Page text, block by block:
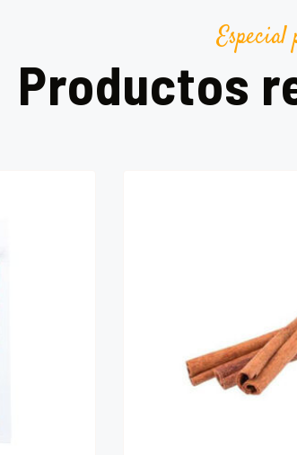
Productos